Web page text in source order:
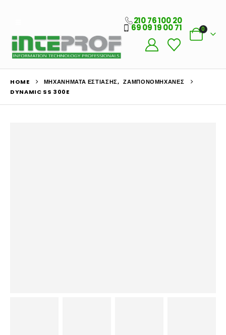
210 76 100 20
69 09 19 00 71 0
HOME ΜΗΧΑΝΉΜΑΤΑ ΕΣΤΊΑΣΗΣ, ΖΑΜΠΟΝΟΜΗΧΑΝΈΣ
DYNAMIC SS 300E